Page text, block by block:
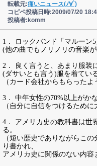
転載元:痛いニュース(ﾉ∀`)
コピペ投稿日時:2009/07/20
投稿者:komm
1． ロックバンド「マルーン
(他の曲でもノリノリの音楽
2． 良く言うと、あまり服装
(ダサいとも言う)服を着ている
（カード会社からもらった
3． 中年女性の70%以上がか
（自分に自信をつけるために
4． アメリカ史の教科書は世
る。
（短い歴史でありながらこ
り書かれ、
アメリカ史に関係のない内容